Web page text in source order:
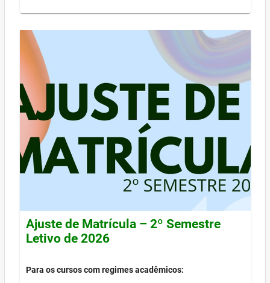
Ajuste de Matrícula – 2º Semestre
Letivo de 2026
Para os cursos com regimes acadêmicos: